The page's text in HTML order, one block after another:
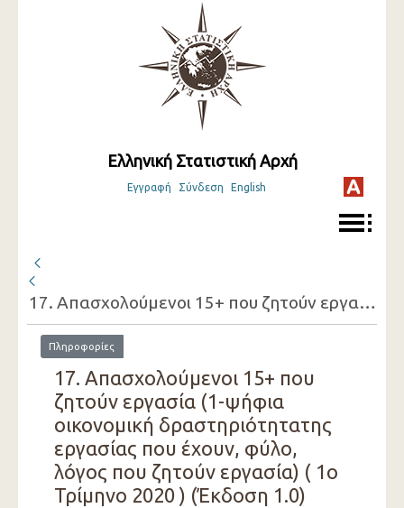
Ελληνική Στατιστική Αρχή
Εγγραφή Σύνδεση English
17. Απασχολούμενοι 15+ που ζητούν εργασία (1-ψήφια οικονομική δραστηριότητατης εργασίας που έχουν, φύλο, λόγος που ζητούν εργασία) ( 1ο Τρίμηνο 2020 )
Πληροφορίες
17. Απασχολούμενοι 15+ που
ζητούν εργασία (1-ψήφια
οικονομική δραστηριότητατης
εργασίας που έχουν, φύλο,
λόγος που ζητούν εργασία) ( 1ο
Τρίμηνο 2020 ) (Έκδοση 1.0)